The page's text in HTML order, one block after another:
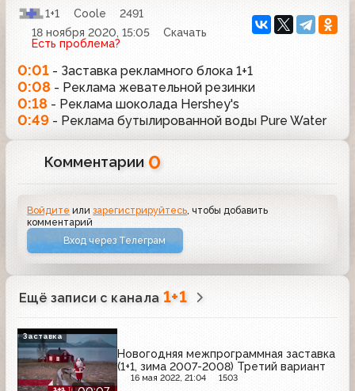
1+1 Coole
2491
18 ноября 2020, 15:05
Скачать
Есть проблема?
0:01 - Заставка рекламного блока 1+1
0:08 - Реклама жевательной резинки
0:18 - Реклама шоколада Hershey's
0:49 - Реклама бутылированной воды Pure Water
Комментарии 0
Войдите илизарегистрируйтесь, чтобы добавить
комментарий
Вход через Телеграм
Ещё записи с канала 1+1
Новогодняя межпрограммная заставка
(1+1, зима 2007-2008) Третий вариант
16 мая 2022, 21:04 1503
Заставка